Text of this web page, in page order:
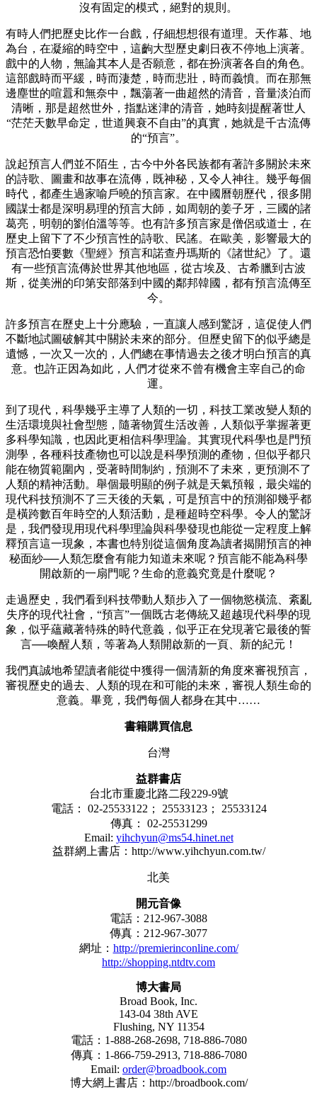
沒有固定的模式，絕對的規則。
有時人們把歷史比作一台戲，仔細想想很有道理。天作幕、地
為台，在凝縮的時空中，這齣大型歷史劇日夜不停地上演著。
戲中的人物，無論其本人是否願意，都在扮演著各自的角色。
這部戲時而平緩，時而淒楚，時而悲壯，時而義憤。而在那無
邊塵世的喧囂和無奈中，飄蕩著一曲超然的清音，音量淡泊而
清晰，那是超然世外，指點迷津的清音，她時刻提醒著世人
“茫茫天數早命定，世道興衰不自由”的真實，她就是千古流傳
的“預言”。
說起預言人們並不陌生，古今中外各民族都有著許多關於未來
的詩歌、圖畫和故事在流傳，既神秘，又令人神往。幾乎每個
時代，都產生過家喻戶曉的預言家。在中國曆朝歷代，很多開
國謀士都是深明易理的預言大師，如周朝的姜子牙，三國的諸
葛亮，明朝的劉伯溫等等。也有許多預言家是僧侶或道士，在
歷史上留下了不少預言性的詩歌、民謠。在歐美，影響最大的
預言恐怕要數《聖經》預言和諾查丹瑪斯的《諸世紀》了。還
有一些預言流傳於世界其他地區，從古埃及、古希臘到古波
斯，從美洲的印第安部落到中國的鄰邦韓國，都有預言流傳至
今。
許多預言在歷史上十分應驗，一直讓人感到驚訝，這促使人們
不斷地試圖破解其中關於未來的部分。但歷史留下的似乎總是
遺憾，一次又一次的，人們總在事情過去之後才明白預言的真
意。也許正因為如此，人們才從來不曾有機會主宰自己的命
運。
到了現代，科學幾乎主導了人類的一切，科技工業改變人類的
生活環境與社會型態，隨著物質生活改善，人類似乎掌握著更
多科學知識，也因此更相信科學理論。其實現代科學也是門預
測學，各種科技產物也可以說是科學預測的產物，但似乎都只
能在物質範圍內，受著時間制約，預測不了未來，更預測不了
人類的精神活動。舉個最明顯的例子就是天氣預報，最尖端的
現代科技預測不了三天後的天氣，可是預言中的預測卻幾乎都
是橫跨數百年時空的人類活動，是種超時空科學。令人的驚訝
是，我們發現用現代科學理論與科學發現也能從一定程度上解
釋預言這一現象，本書也特別從這個角度為讀者揭開預言的神
秘面紗──人類怎麼會有能力知道未來呢？預言能不能為科學
開啟新的一扇門呢？生命的意義究竟是什麼呢？
走過歷史，我們看到科技帶動人類步入了一個物慾橫流、紊亂
失序的現代社會，“預言”一個既古老傳統又超越現代科學的現
象，似乎蘊藏著特殊的時代意義，似乎正在兌現著它最後的誓
言──喚醒人類，等著為人類開啟新的一頁、新的紀元！
我們真誠地希望讀者能從中獲得一個清新的角度來審視預言，
審視歷史的過去、人類的現在和可能的未來，審視人類生命的
意義。畢竟，我們每個人都身在其中……
書籍購買信息
台灣
益群書店
台北市重慶北路二段229-9號
電話： 02-25533122； 25533123； 25533124
傳真： 02-25531299
Email: yihchyun@ms54.hinet.net
益群網上書店：http://www.yihchyun.com.tw/
北美
開元音像
電話：212-967-3088
傳真：212-967-3077
網址： http://premierinconline.com/
http://shopping.ntdtv.com
博大書局
Broad Book, Inc.
143-04 38th AVE
Flushing, NY 11354
電話：1-888-268-2698, 718-886-7080
傳真：1-866-759-2913, 718-886-7080
Email: order@broadbook.com
博大網上書店：http://broadbook.com/